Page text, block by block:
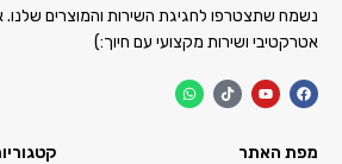
נשמח שתצטרפו לחגיגת השירות והמוצרים שלנו.
אטרקטיבי ושירות מקצועי עם חיוך:)
מפת האתר